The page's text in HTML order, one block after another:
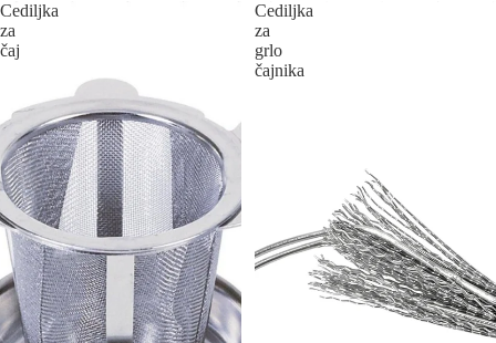
Cediljka
za
čaj
Cediljka
za
grlo
čajnika